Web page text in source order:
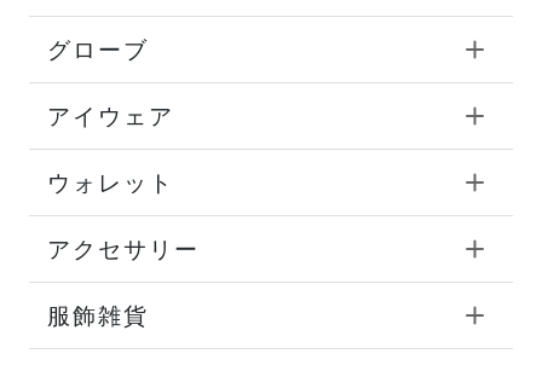
グローブ
アイウェア
ウォレット
アクセサリー
服飾雑貨